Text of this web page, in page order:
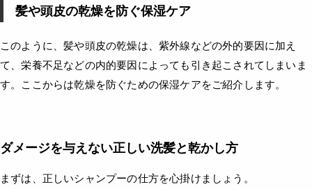
髪や頭皮の乾燥を防ぐ保湿ケア
このように、髪や頭皮の乾燥は、紫外線などの外的要因に加え
て、栄養不足などの内的要因によっても引き起こされてしまいま
す。ここからは乾燥を防ぐための保湿ケアをご紹介します。
ダメージを与えない正しい洗髪と乾かし方
まずは、正しいシャンプーの仕方を心掛けましょう。